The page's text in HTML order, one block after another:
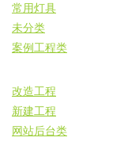
常用灯具
未分类
案例工程类
改造工程
新建工程
网站后台类